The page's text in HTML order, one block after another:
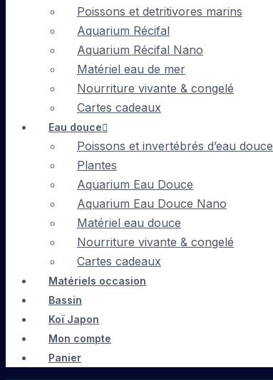
Poissons et detritivores marins
Aquarium Récifal
Aquarium Récifal Nano
Matériel eau de mer
Nourriture vivante & congelé
Cartes cadeaux
Eau douce
Poissons et invertébrés d’eau douce
Plantes
Aquarium Eau Douce
Aquarium Eau Douce Nano
Matériel eau douce
Nourriture vivante & congelé
Cartes cadeaux
Matériels occasion
Bassin
Koï Japon
Mon compte
Panier